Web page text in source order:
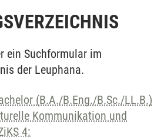
ein Suchformular im
der Leuphana.
(B.A./B.Eng./B.Sc./LL.B.)
Kommunikation und
4: